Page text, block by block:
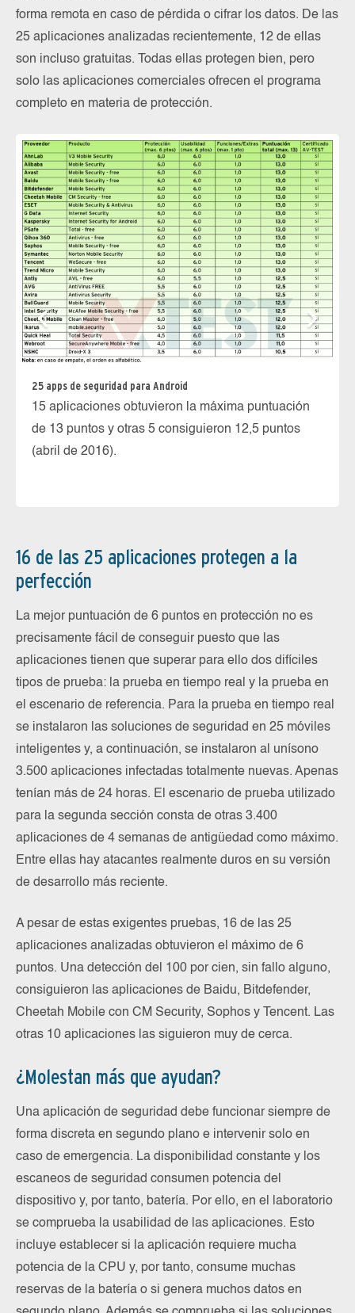
forma remota en caso de pérdida o cifrar los datos. De las
25 aplicaciones analizadas recientemente, 12 de ellas
son incluso gratuitas. Todas ellas protegen bien, pero
solo las aplicaciones comerciales ofrecen el programa
completo en materia de protección.
25 apps de seguridad para Android
15 aplicaciones obtuvieron la máxima puntuación
de 13 puntos y otras 5 consiguieron 12,5 puntos
(abril de 2016).
16 de las 25 aplicaciones protegen a la
perfección
La mejor puntuación de 6 puntos en protección no es
precisamente fácil de conseguir puesto que las
aplicaciones tienen que superar para ello dos difíciles
tipos de prueba: la prueba en tiempo real y la prueba en
el escenario de referencia. Para la prueba en tiempo real
se instalaron las soluciones de seguridad en 25 móviles
inteligentes y, a continuación, se instalaron al unísono
3.500 aplicaciones infectadas totalmente nuevas. Apenas
tenían más de 24 horas. El escenario de prueba utilizado
para la segunda sección consta de otras 3.400
aplicaciones de 4 semanas de antigüedad como máximo.
Entre ellas hay atacantes realmente duros en su versión
de desarrollo más reciente.
A pesar de estas exigentes pruebas, 16 de las 25
aplicaciones analizadas obtuvieron el máximo de 6
puntos. Una detección del 100 por cien, sin fallo alguno,
consiguieron las aplicaciones de Baidu, Bitdefender,
Cheetah Mobile con CM Security, Sophos y Tencent. Las
otras 10 aplicaciones las siguieron muy de cerca.
¿Molestan más que ayudan?
Una aplicación de seguridad debe funcionar siempre de
forma discreta en segundo plano e intervenir solo en
caso de emergencia. La disponibilidad constante y los
escaneos de seguridad consumen potencia del
dispositivo y, por tanto, batería. Por ello, en el laboratorio
se comprueba la usabilidad de las aplicaciones. Esto
incluye establecer si la aplicación requiere mucha
potencia de la CPU y, por tanto, consume muchas
reservas de la batería o si genera muchos datos en